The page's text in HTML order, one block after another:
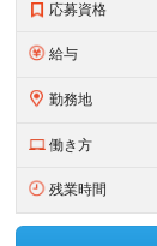
応募資格
給与
勤務地
働き方
残業時間